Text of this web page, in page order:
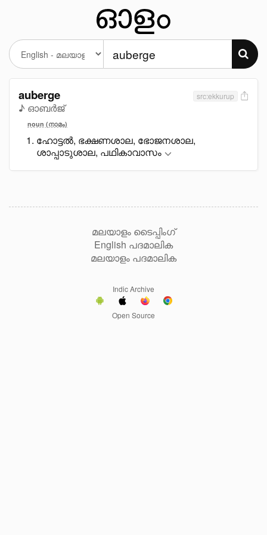
auberge
♪ ഓബർജ്
src:ekkurup
noun (നാമം)
ഹോട്ടൽ, ഭക്ഷണശാല, ഭോജനശാല,
ശാപ്പാടുശാല, പഥികാവാസം
മലയാളം ടൈപ്പിംഗ്
English പദമാലിക
മലയാളം പദമാലിക
Indic Archive
Open Source